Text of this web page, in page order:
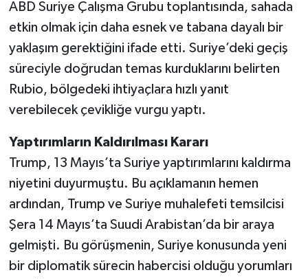
ABD Suriye Çalışma Grubu toplantısında, sahada
etkin olmak için daha esnek ve tabana dayalı bir
yaklaşım gerektiğini ifade etti. Suriye’deki geçiş
süreciyle doğrudan temas kurduklarını belirten
Rubio, bölgedeki ihtiyaçlara hızlı yanıt
verebilecek çevikliğe vurgu yaptı.
Yaptırımların Kaldırılması Kararı
Trump, 13 Mayıs’ta Suriye yaptırımlarını kaldırma
niyetini duyurmuştu. Bu açıklamanın hemen
ardından, Trump ve Suriye muhalefeti temsilcisi
Şera 14 Mayıs’ta Suudi Arabistan’da bir araya
gelmişti. Bu görüşmenin, Suriye konusunda yeni
bir diplomatik sürecin habercisi olduğu yorumları